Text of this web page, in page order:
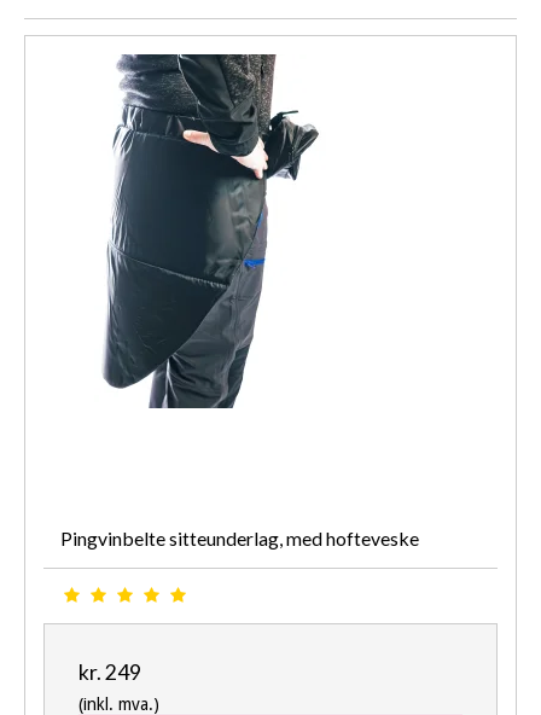
Pingvinbelte sitteunderlag, med hofteveske
kr. 249
(inkl. mva.)